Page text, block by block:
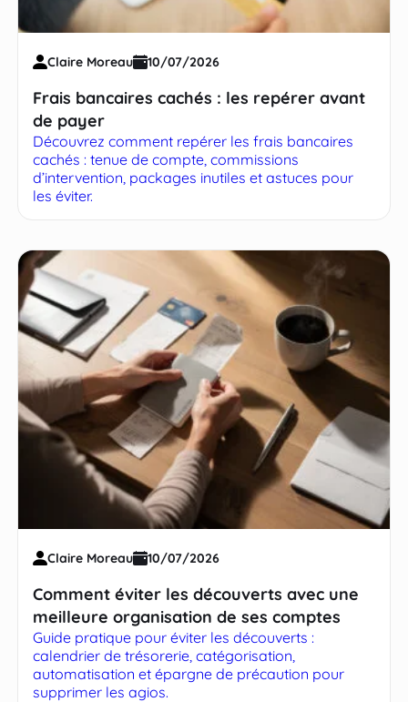
Claire Moreau 10/07/2026
Frais bancaires cachés : les repérer avant
de payer
Découvrez comment repérer les frais bancaires
cachés : tenue de compte, commissions
d’intervention, packages inutiles et astuces pour
les éviter.
Claire Moreau 10/07/2026
Comment éviter les découverts avec une
meilleure organisation de ses comptes
Guide pratique pour éviter les découverts :
calendrier de trésorerie, catégorisation,
automatisation et épargne de précaution pour
supprimer les agios.